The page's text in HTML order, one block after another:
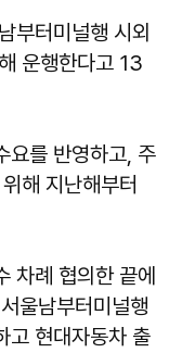
부터미널행 시외
운행한다고 13
요를 반영하고, 주
해 지난해부터
차례 협의한 끝에
울남부터미널행
고 현대자동차 출